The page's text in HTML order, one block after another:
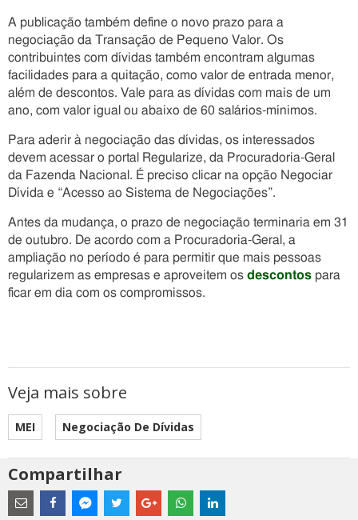
A publicação também define o novo prazo para a
negociação da Transação de Pequeno Valor. Os
contribuintes com dívidas também encontram algumas
facilidades para a quitação, como valor de entrada menor,
além de descontos. Vale para as dívidas com mais de um
ano, com valor igual ou abaixo de 60 salários-mínimos.
Para aderir à negociação das dívidas, os interessados
devem acessar o portal Regularize, da Procuradoria-Geral
da Fazenda Nacional. É preciso clicar na opção Negociar
Dívida e “Acesso ao Sistema de Negociações”.
Antes da mudança, o prazo de negociação terminaria em 31
de outubro. De acordo com a Procuradoria-Geral, a
ampliação no período é para permitir que mais pessoas
regularizem as empresas e aproveitem os descontos para
ficar em dia com os compromissos.
Veja mais sobre
MEI Negociação De Dívidas
Compartilhar
Estes
são
links